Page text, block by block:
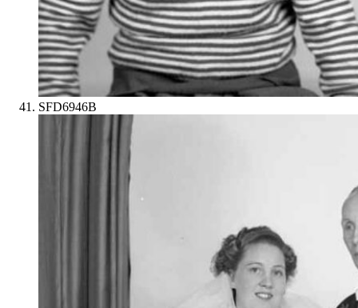
SFD6946B